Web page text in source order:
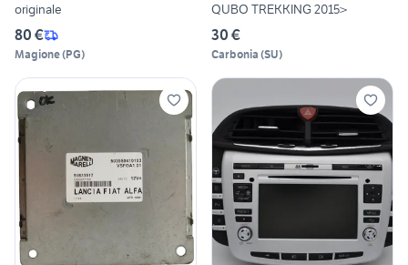
originale
80 €
Magione(PG)
QUBO TREKKING 2015>
30 €
Carbonia (SU)